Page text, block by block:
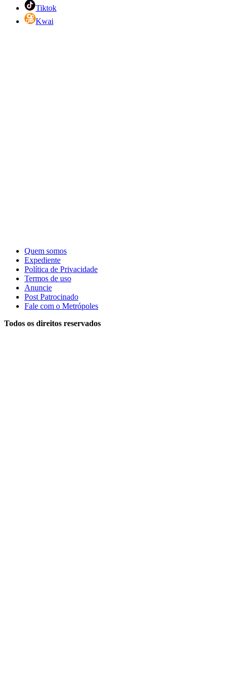
Tiktok
Kwai
Quem somos
Expediente
Política de Privacidade
Termos de uso
Anuncie
Post Patrocinado
Fale com o Metrópoles
Todos os direitos reservados